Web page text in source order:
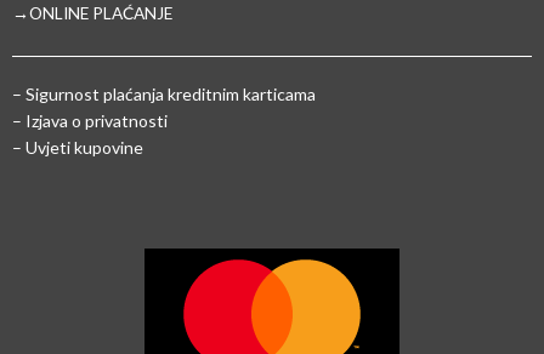
→ONLINE PLAĆANJE
– Sigurnost plaćanja kreditnim karticama
– Izjava o privatnosti
– Uvjeti kupovine